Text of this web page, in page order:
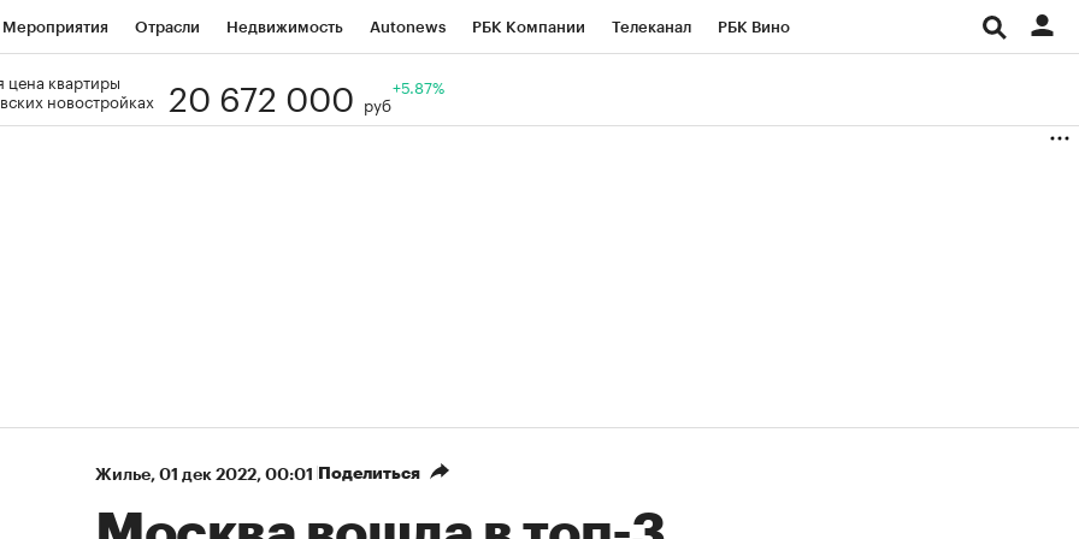
Мероприятия Отрасли Недвижимость Autonews РБК Компании Телеканал РБК Вино
Визионеры
цена квартиры
новостройках
20 672 000 руб
+5.87%
Жилье⁠, 01 дек 2022, 00:01 Поделиться